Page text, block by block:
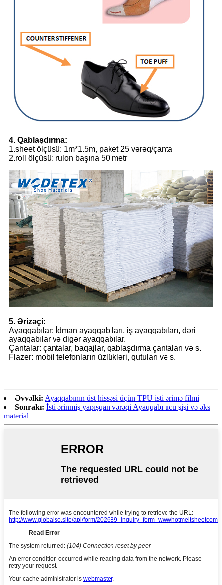
4. Qablaşdırma:
1.sheet ölçüsü: 1m*1.5m, paket 25 vərəq/çanta
2.roll ölçüsü: rulon başına 50 metr
5. Ərizəçi:
Ayaqqabılar: İdman ayaqqabıları, iş ayaqqabıları, dəri
ayaqqabılar və digər ayaqqabılar.
Çantalar: çantalar, baqajlar, qablaşdırma çantaları və s.
Flazer: mobil telefonların üzlükləri, qutuları və s.
Əvvəlki: Ayaqqabının üst hissəsi üçün TPU isti ərimə filmi
Sonrakı: İsti ərinmiş yapışqan vərəqi Ayaqqabı ucu şişi və əks
material